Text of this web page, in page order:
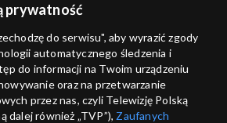
Pytanie dnia
09.03.2026 – Jakub Banaszak
prywatność
do serwisu", aby wyrazić zgody
automatycznego śledzenia i
do informacji na Twoim urządzeniu
oraz na przetwarzanie
przez nas, czyli Telewizję Polską
dalej również „TVP”), Zaufanych